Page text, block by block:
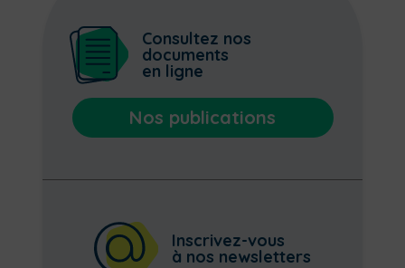
Consultez nos
documents
en ligne
Nos publications
Inscrivez-vous
à nos newsletters